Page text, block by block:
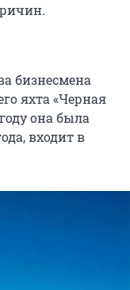
бизнесмена
яхта «Черная
она была
входит в